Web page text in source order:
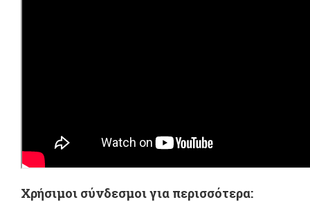
Χρήσιμοι σύνδεσμοι για περισσότερα: